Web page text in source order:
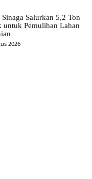
Sinaga Salurkan 5,2 Ton
untuk Pemulihan Lahan
2026